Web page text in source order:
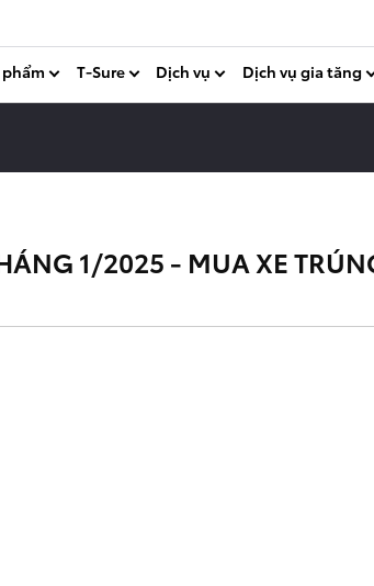
phẩm T-Sure Dịch vụ Dịch vụ gia tăng
1/2025 - MUA XE